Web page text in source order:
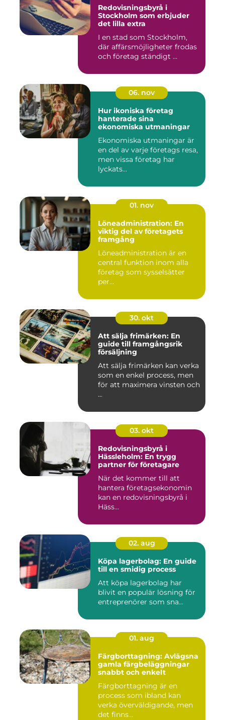
Redovisningsbyrå i
Stockholm som erbjuder
det lilla extra
I en stad som Stockholm,
där affärsmöjligheter frodas
och företag ständigt ...
06. nov
Hur ikoniska företag
hanterade sina
ekonomiska utmaningar
Ekonomiska utmaningar är
en del av varje företags resa,
men vissa företag har
lyckats...
01. nov
Löneadministration: En
viktig del av företagets
framgång
Löneadministration är en
central funktion inom alla
företag som sysselsätter
per...
30. okt
Att sälja frimärken: En
guide till framgångsrik
försäljning
Att sälja frimärken kan verka
som en enkel process, men
för att maximera vinsten och
...
03. okt
Redovisningsbyrå i
Hässleholm: En trygg
partner för företagare
När det kommer till att
hantera företagsekonomin
kan en redovisningsbyrå i
Häss...
02. aug
Köpa lagerbolag: En guide
till en smidig process
Att köpa lagerbolag har
blivit en populär lösning för
entreprenörer som sna...
01. aug
Färgborttagning: Avlägsna
gamla färgbeläggningar
snabbt och enkelt
Färgborttagning är en
process som ibland kan
verka överväldigande, men
det finns...